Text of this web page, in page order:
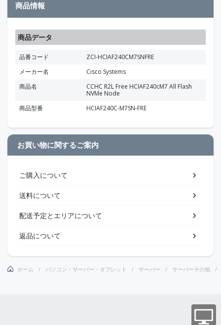
商品情報
商品データ
品番コード
ZCI-HCIAF240CM7SNFRE
メーカー名
Cisco Systems
商品名
CCHC R2L Free HCIAF240cM7 All Flash
NVMe Node
商品型番
HCIAF240C-M7SN-FRE
お買い物に関するご案内
ご購入について
送料について
配送予定とエリアについて
返品について
ホーム パソコン・サーバー・タブレット サーバー サーバーその他